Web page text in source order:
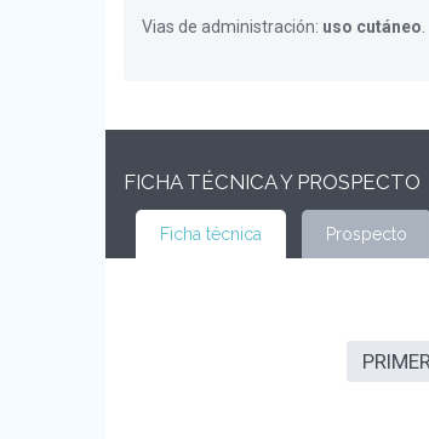
Vias de administración: uso cutáneo
FICHA TÉCNICA Y PROSPECTO
Ficha técnica Prospecto